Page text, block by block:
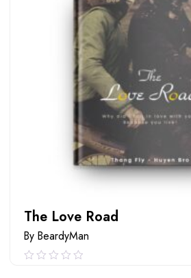
The Love Road
By BeardyMan
0.00